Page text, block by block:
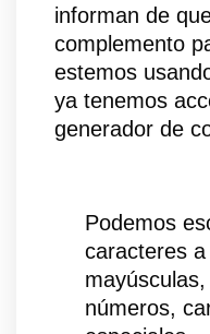
informan de
complemento
estemos
ya tenemos
generador de
Podemos
caracteres a
números,